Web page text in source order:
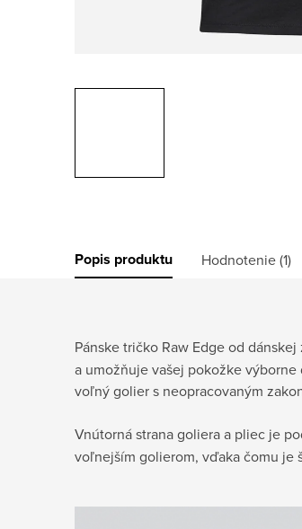
Popis produktu Hodnotenie (1)
Pánske tričko Raw Edge od
a umožňuje vašej pokožke
voľný golier s neopracovaným
Vnútorná strana goliera a pliec je
voľnejším golierom, vďaka čomu je